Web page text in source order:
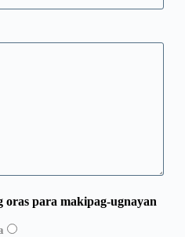
oras para makipag-ugnayan